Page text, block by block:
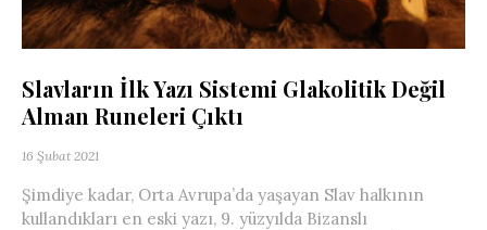
Slavların İlk Yazı Sistemi Glakolitik Değil
Alman Runeleri Çıktı
16 Şubat 2021
Şimdiye kadar, Orta Avrupa’da yaşayan Slav halkının
kullandıkları en eski yazı, 9. yüzyılda Bizanslı